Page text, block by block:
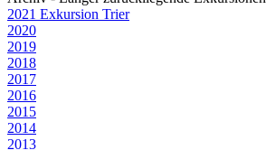
2021 Exkursion Trier
2020
2019
2018
2017
2016
2015
2014
2013